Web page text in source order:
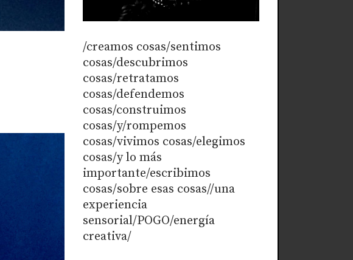
/creamos cosas/sentimos
cosas/descubrimos
cosas/retratamos
cosas/defendemos
cosas/construimos
cosas/y/rompemos
cosas/vivimos cosas/elegimos
cosas/y lo más
importante/escribimos
cosas/sobre esas cosas//una
experiencia
sensorial/POGO/energía
creativa/